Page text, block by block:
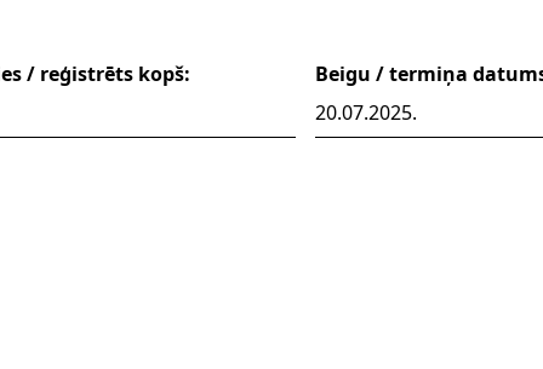
/ reģistrēts kopš:
Beigu / termiņa
20.07.2025.